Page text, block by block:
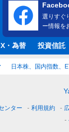
選りすぐ
ー情報を
・為替 投資信託
日本株、国内指数、
ンター 利用規約